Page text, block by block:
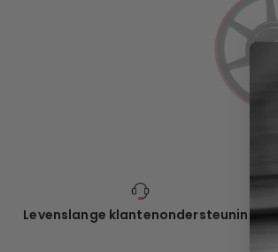
Levenslange klantenondersteuning